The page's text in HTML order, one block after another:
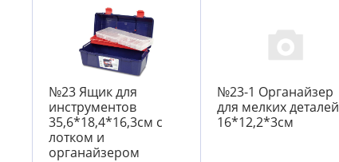
№23 Ящик для
инструментов
35,6*18,4*16,3см с
лотком и
органайзером
№23-1 Органайзер
для мелких деталей
16*12,2*3см